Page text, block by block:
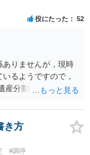
役にたった 52
ありませんが，現時
るようですので，
産分割により，母の
き方
#調停